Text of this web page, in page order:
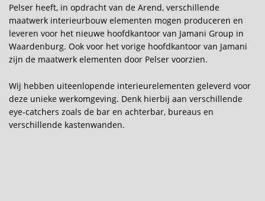
Pelser heeft, in opdracht van de Arend, verschillende
maatwerk interieurbouw elementen mogen produceren en
leveren voor het nieuwe hoofdkantoor van Jamani Group in
Waardenburg. Ook voor het vorige hoofdkantoor van Jamani
zijn de maatwerk elementen door Pelser voorzien.
Wij hebben uiteenlopende interieurelementen geleverd voor
deze unieke werkomgeving. Denk hierbij aan verschillende
eye-catchers zoals de bar en achterbar, bureaus en
verschillende kastenwanden.